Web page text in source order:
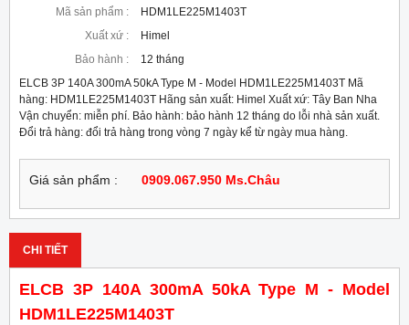
Mã sản phẩm :
HDM1LE225M1403T
Xuất xứ :
Himel
Bảo hành :
12 tháng
ELCB 3P 140A 300mA 50kA Type M - Model HDM1LE225M1403T Mã
hàng: HDM1LE225M1403T Hãng sản xuất: Himel Xuất xứ: Tây Ban Nha
Vận chuyển: miễn phí. Bảo hành: bảo hành 12 tháng do lỗi nhà sản xuất.
Đổi trả hàng: đổi trả hàng trong vòng 7 ngày kể từ ngày mua hàng.
Giá sản phẩm : 0909.067.950 Ms.Châu
CHI TIẾT
ELCB 3P 140A 300mA 50kA Type M - Model
HDM1LE225M1403T